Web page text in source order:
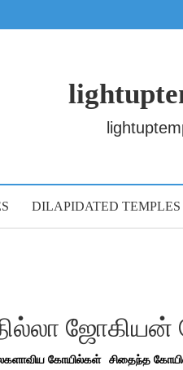
DILAPIDATED TEMPLES
ஜோகியன்
கோயில்கள் சிதைந்த